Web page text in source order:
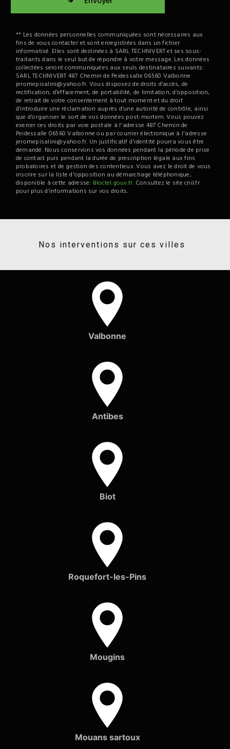
** Les données personnelles communiquées sont nécessaires aux
fins de vous contacter et sont enregistrées dans un fichier
informatisé. Elles sont destinées à SARL TECHNIVERT et ses sous-
traitants dans le seul but de répondre à votre message. Les données
collectées seront communiquées aux seuls destinataires suivants:
SARL TECHNIVERT 487 Chemin de Peidessalle 06560 Valbonne
jeromepisalini@yahoo.fr. Vous disposez de droits d’accès, de
rectification, d’effacement, de portabilité, de limitation, d’opposition,
de retrait de votre consentement à tout moment et du droit
d’introduire une réclamation auprès d’une autorité de contrôle, ainsi
que d’organiser le sort de vos données post-mortem. Vous pouvez
exercer ces droits par voie postale à l'adresse 487 Chemin de
Peidessalle 06560 Valbonne ou par courrier électronique à l'adresse
jeromepisalini@yahoo.fr. Un justificatif d'identité pourra vous être
demandé. Nous conservons vos données pendant la période de prise
de contact puis pendant la durée de prescription légale aux fins
probatoires et de gestion des contentieux. Vous avez le droit de vous
inscrire sur la liste d'opposition au démarchage téléphonique,
disponible à cette adresse: Bloctel.gouv.fr. Consultez le site cnil.fr
pour plus d’informations sur vos droits.
Nos interventions sur ces villes
Valbonne
Antibes
Biot
Roquefort-les-Pins
Mougins
Mouans sartoux